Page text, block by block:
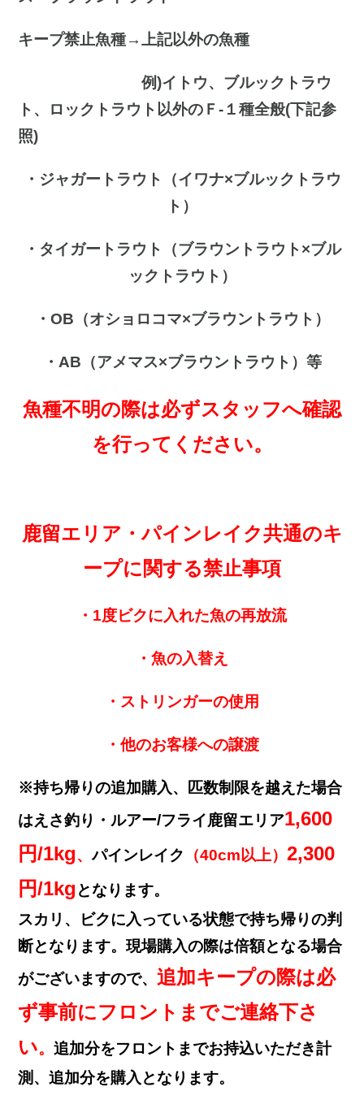
キープ禁止魚種→上記以外の魚種
例)イトウ、ブルックトラウ
ト、ロックトラウト以外のＦ-１種全般(下記参
照)
・ジャガートラウト（イワナ×ブルックトラウ
ト）
・タイガートラウト（ブラウントラウト×ブル
ックトラウト）
・OB（オショロコマ×ブラウントラウト）
・AB（アメマス×ブラウントラウト）等
魚種不明の際は必ずスタッフへ確認
を行ってください。
鹿留エリア・パインレイク共通のキ
ープに関する禁止事項
・1度ビクに入れた魚の再放流
・魚の入替え
・ストリンガーの使用
・他のお客様への譲渡
※持ち帰りの追加購入、匹数制限を越えた場合
はえさ釣り・ルアー/フライ鹿留エリア1,600
円/1kg、パインレイク （40cm以上）2,300
円/1kg となります。
スカリ、ビクに入っている状態で持ち帰りの判
断となります。現場購入の際は倍額となる場合
がございますので、追加キープの際は必
ず事前にフロントまでご連絡下さ
い。追加分をフロントまでお持込いただき計
測、追加分を購入となります。